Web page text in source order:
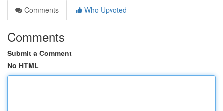
Comments
Who Upvoted
Comments
Submit a Comment
No HTML